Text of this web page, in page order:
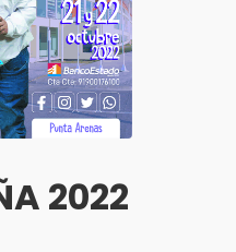
2022